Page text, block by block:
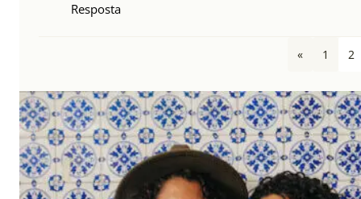
Resposta
« 1 2